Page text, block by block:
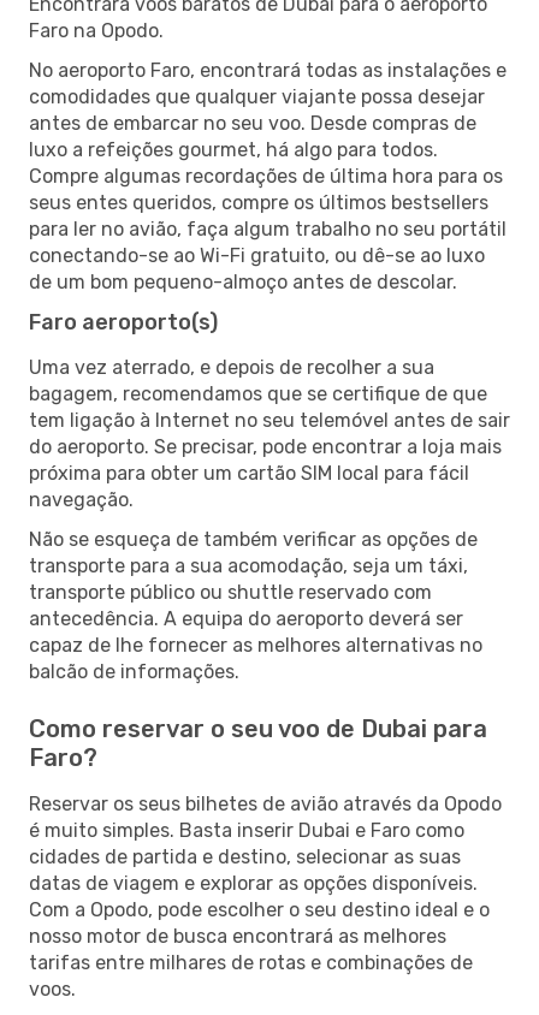
Faro na Opodo.
No aeroporto Faro, encontrará todas as instalações e
comodidades que qualquer viajante possa desejar
antes de embarcar no seu voo. Desde compras de
luxo a refeições gourmet, há algo para todos.
Compre algumas recordações de última hora para os
seus entes queridos, compre os últimos bestsellers
para ler no avião, faça algum trabalho no seu portátil
conectando-se ao Wi-Fi gratuito, ou dê-se ao luxo
de um bom pequeno-almoço antes de descolar.
Faro aeroporto(s)
Uma vez aterrado, e depois de recolher a sua
bagagem, recomendamos que se certifique de que
tem ligação à Internet no seu telemóvel antes de sair
do aeroporto. Se precisar, pode encontrar a loja mais
próxima para obter um cartão SIM local para fácil
navegação.
Não se esqueça de também verificar as opções de
transporte para a sua acomodação, seja um táxi,
transporte público ou shuttle reservado com
antecedência. A equipa do aeroporto deverá ser
capaz de lhe fornecer as melhores alternativas no
balcão de informações.
Como reservar o seu voo de Dubai para
Faro?
Reservar os seus bilhetes de avião através da Opodo
é muito simples. Basta inserir Dubai e Faro como
cidades de partida e destino, selecionar as suas
datas de viagem e explorar as opções disponíveis.
Com a Opodo, pode escolher o seu destino ideal e o
nosso motor de busca encontrará as melhores
tarifas entre milhares de rotas e combinações de
voos.